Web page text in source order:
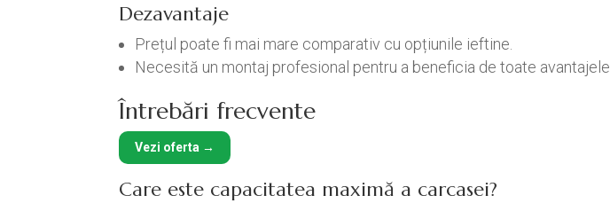
Dezavantaje
Prețul poate fi mai mare comparativ cu opțiunile ieftine.
Necesită un montaj profesional pentru a beneficia de toate avantajele.
Întrebări frecvente
Vezi oferta →
Care este capacitatea maximă a carcasei?